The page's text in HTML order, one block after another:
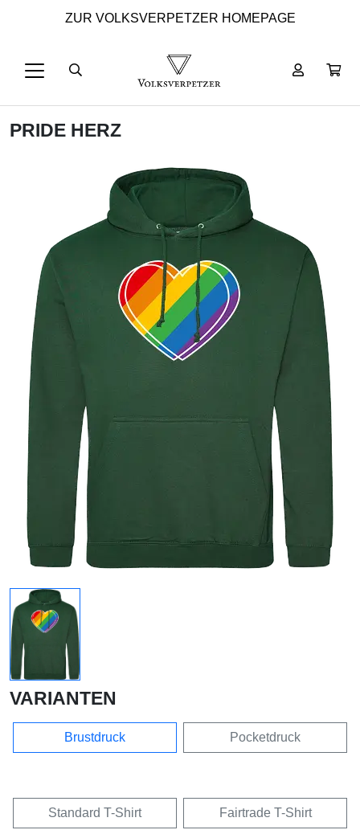
ZUR VOLKSVERPETZER HOMEPAGE
PRIDE HERZ
VARIANTEN
Brustdruck Pocketdruck
Standard T-Shirt Fairtrade T-Shirt